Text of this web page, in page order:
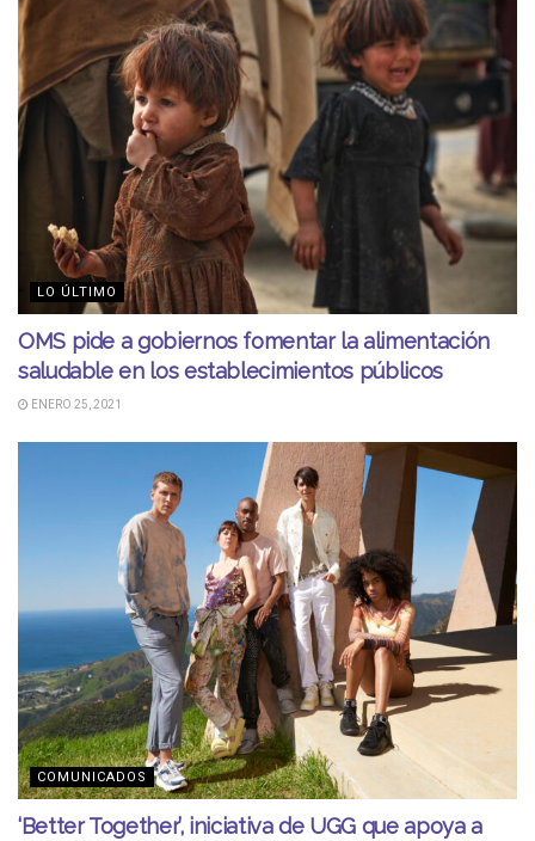
LO ÚLTIMO
OMS pide a gobiernos fomentar la alimentación
saludable en los establecimientos públicos
ENERO 25, 2021
COMUNICADOS
‘Better Together’, iniciativa de UGG que apoya a